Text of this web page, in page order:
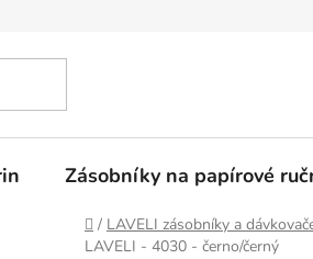
cookies Podmínky ochrany
Zásobníky na papírové
Domů
/ LAVELI zásobníky a
LAVELI - 4030 - černo/černý